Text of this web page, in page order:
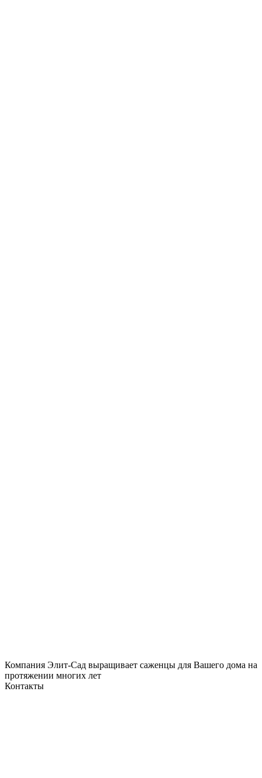
Компания Элит-Сад выращивает саженцы для Вашего дома на
протяжении многих лет
Контакты